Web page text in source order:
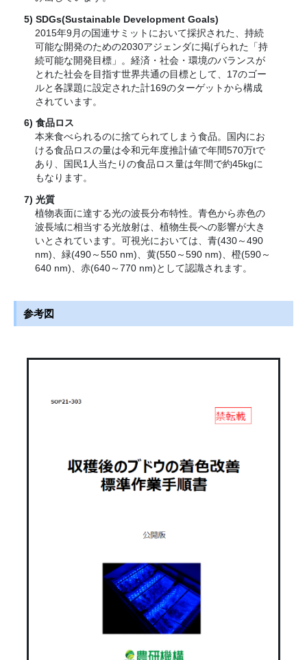
SDGs(Sustainable Development Goals)
2015年9月の国連サミットにおいて採択された、持続
可能な開発のための2030アジェンダに掲げられた「持
続可能な開発目標」。経済・社会・環境のバランスが
とれた社会を目指す世界共通の目標として、17のゴー
ルと各課題に設定された計169のターゲットから構成
されています。
食品ロス
本来食べられるのに捨てられてしまう食品。国内にお
ける食品ロスの量は令和元年度推計値で年間570万tで
あり、国民1人当たりの食品ロス量は年間で約45kgに
もなります。
光質
植物表面に達する光の波長分布特性。青色から赤色の
波長域に相当する光放射は、植物生長への影響が大き
いとされています。可視光においては、青(430～490
nm)、緑(490～550 nm)、黄(550～590 nm)、橙(590～
640 nm)、赤(640～770 nm)として認識されます。
参考図